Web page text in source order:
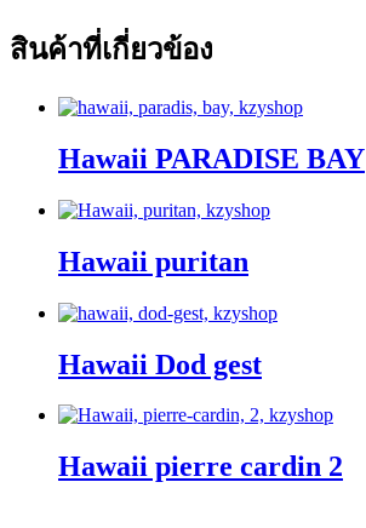
สินค้าที่เกี่ยวข้อง
Hawaii PARADISE BAY
Hawaii puritan
Hawaii Dod gest
Hawaii pierre cardin 2